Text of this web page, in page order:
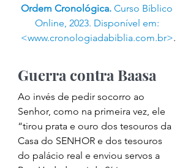
Ordem Cronológica. Curso Bíblico
Online, 2023. Disponível em:
<www.cronologiadabiblia.com.br>.
Guerra contra Baasa
Ao invés de pedir socorro ao
Senhor, como na primeira vez, ele
“tirou prata e ouro dos tesouros da
Casa do SENHOR e dos tesouros
do palácio real e enviou servos a